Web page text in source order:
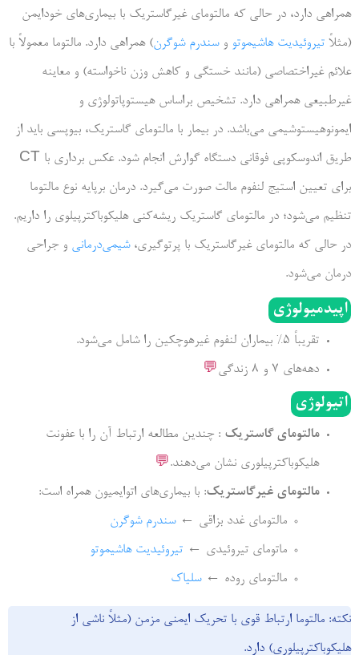
همراهی دارد، در حالی که مالتومای غیرگاستریک با بیماری‌های خودایمن
(مثلاً تیروئیدیت هاشیموتو وسندرم شوگرن) همراهی دارد. مالتوما معمولاً با
علائم غیراختصاصی (مانند خستگی و کاهش وزن ناخواسته) و معاینه
غیرطبیعی همراهی دارد. تشخیص براساس هیستوپاتولوژی و
ایمونوهیستوشیمی می‌باشد. در بیمار با مالتومای گاستریک، بیوپسی باید از
طریق اندوسکوپی فوقانی دستگاه گوارش انجام شود. عکس برداری با CT
برای تعیین استیج لنفوم مالت صورت می‌گیرد. درمان برپایه نوع مالتوما
تنظیم می‌شود؛ در مالتومای گاستریک ریشه‌کنی هلیکوباکترپیلوی را داریم.
در حالی که مالتومای غیرگاستریک با پرتوگیری،شیمی‌درمانی و جراحی
درمان می‌شود.
اپیدمیولوژی
تقریباً 5% بیماران لنفوم غیرهوچکین را شامل می‌شود.
دهه‌های 7 و 8 زندگی
💬
اتیولوژی
مالتومای گاستریک : چندین مطالعه ارتباط آن را با عفونت
هلیکوباکترپیلوری نشان می‌دهند.💬
مالتومای غیرگاستریک: با بیماری‌های اتوایمیون همراه است:
مالتومای غدد بزاقی ←سندرم شوگرن
ماتومای تیروئیدی ← تیروئیدیت هاشیموتو
مالتومای روده ←سلیاک
نکته: مالتوما ارتباط قوی با تحریک ایمنی مزمن (مثلاً ناشی از
هلیکوباکترپیلوری) دارد.